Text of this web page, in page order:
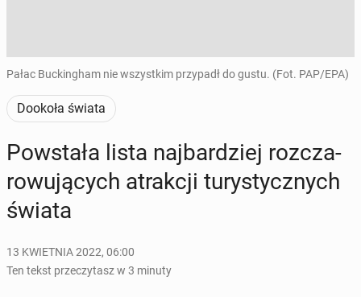
Pałac Buckingham nie wszystkim przypadł do gustu. (Fot. PAP/EPA)
Dookoła świata
Po­wsta­ła lista naj­bar­dziej roz­cza­
ro­wu­ją­cych atrak­cji tu­ry­stycz­nych
świata
13 KWIETNIA 2022, 06:00
Ten tekst przeczytasz w 3 minuty